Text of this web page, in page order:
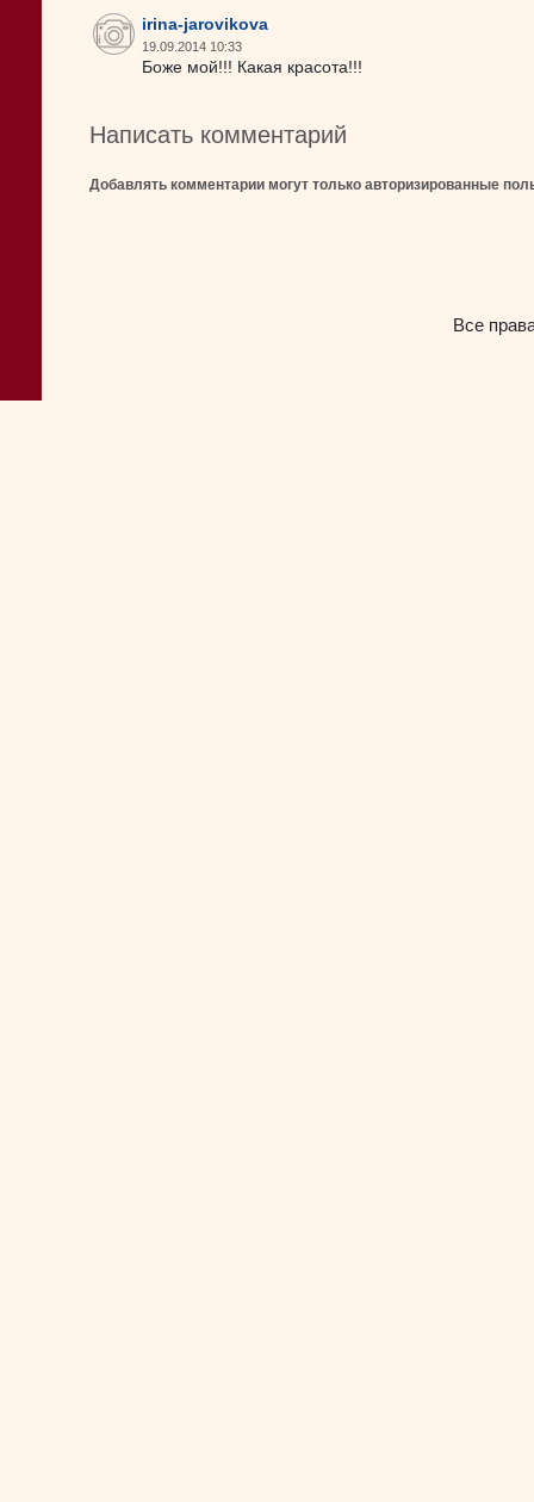
irina-jarovikova
19.09.2014 10:33
Боже мой!!! Какая красота!!!
Написать комментарий
Добавлять комментарии могут только авторизированные
Все